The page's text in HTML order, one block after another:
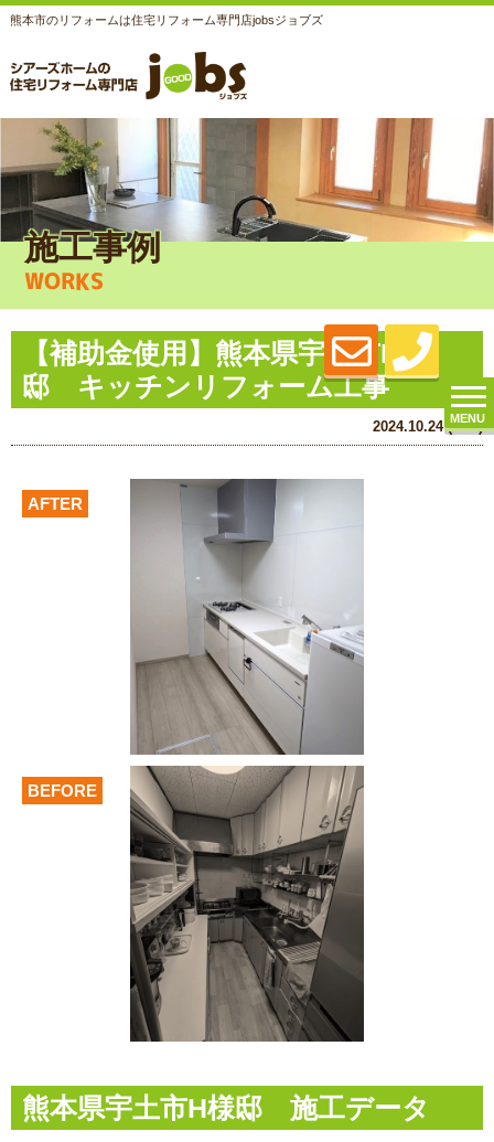
熊本市のリフォームは住宅リフォーム専門店jobsジョブズ
MENU
施工事例
WORKS
【補助金使用】熊本県宇土市H様
邸 キッチンリフォーム工事
2024.10.24 (Thu)
AFTER
BEFORE
熊本県宇土市H様邸 施工データ